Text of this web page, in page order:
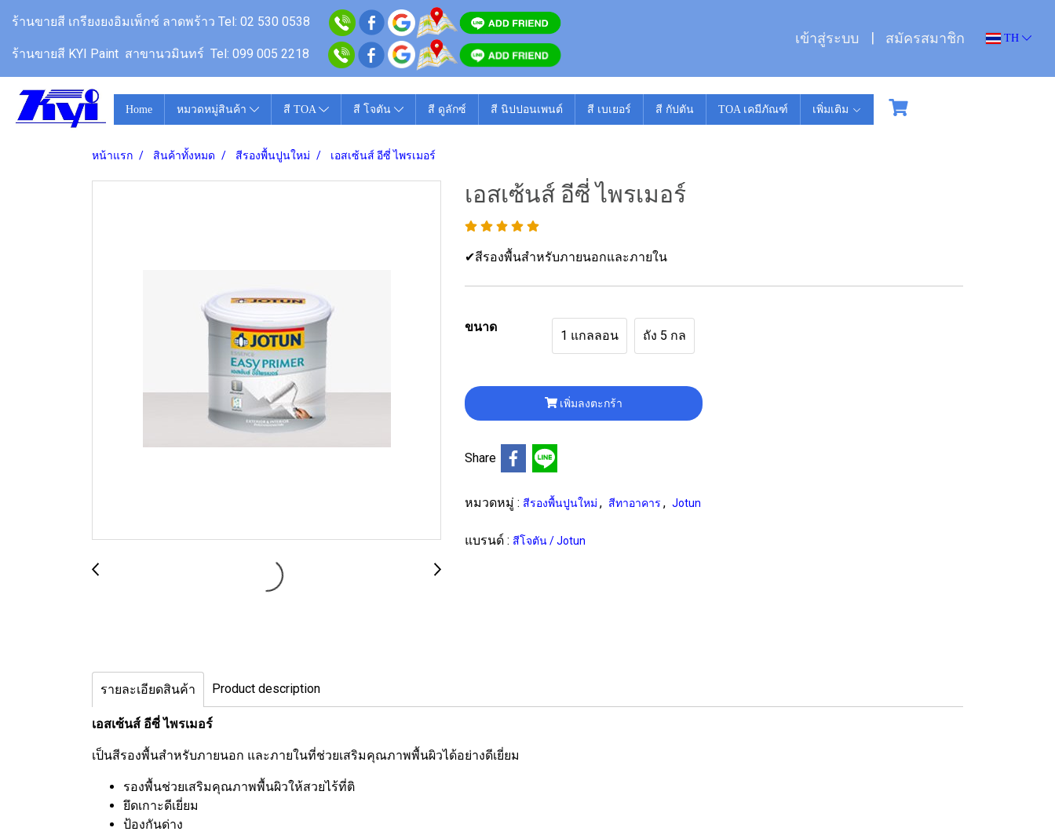
ร้านขายสี เกรียงยงอิมเพ็กซ์ ลาดพร้าว Tel: 02 530 0538
ร้านขายสี KYI Paint สาขานวมินทร์ Tel: 099 005 2218
เข้าสู่ระบบ สมัครสมาชิก TH
Home หมวดหมู่สินค้า สี TOA สี โจตัน สี ดูลักซ์ สี นิปปอนเพนต์ สี เบเยอร์ สี กัปตัน TOA เคมีภัณฑ์ เพิ่มเติม
หน้าแรก สินค้าทั้งหมด สีรองพื้นปูนใหม่ เอสเซ้นส์ อีซี่ ไพรเมอร์
เอสเซ้นส์ อีซี่ ไพรเมอร์
✔สีรองพื้นสำหรับภายนอกและภายใน
ขนาด
1 แกลลอน ถัง 5 กล
เพิ่มลงตะกร้า
Share
หมวดหมู่ : สีรองพื้นปูนใหม่ , สีทาอาคาร , Jotun
แบรนด์ : สีโจตัน / Jotun
รายละเอียดสินค้า Product description
เอสเซ้นส์ อีซี่ ไพรเมอร์
เป็นสีรองพื้นสำหรับภายนอก และภายในที่ช่วยเสริมคุณภาพพื้นผิวได้อย่างดีเยี่ยม
รองพื้นช่วยเสริมคุณภาพพื้นผิวให้สวยไร้ที่ติ
ยึดเกาะดีเยี่ยม
ป้องกันด่าง